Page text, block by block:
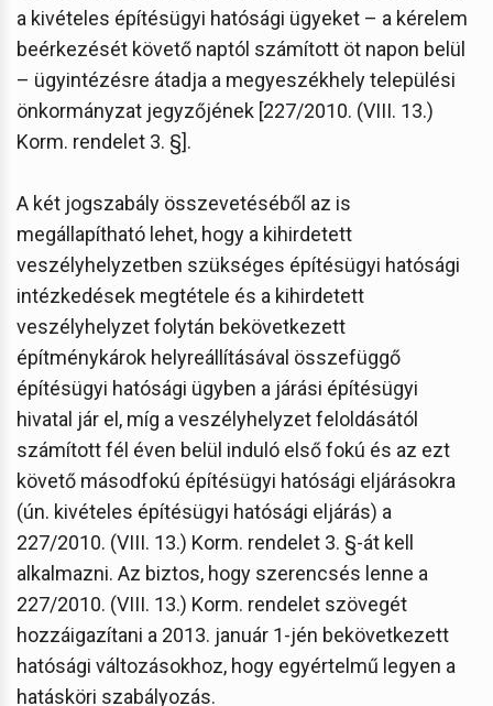
a kivételes építésügyi hatósági ügyeket – a kérelem
beérkezését követő naptól számított öt napon belül
– ügyintézésre átadja a megyeszékhely települési
önkormányzat jegyzőjének [227/2010. (VIII. 13.)
Korm. rendelet 3. §].
A két jogszabály összevetéséből az is
megállapítható lehet, hogy a kihirdetett
veszélyhelyzetben szükséges építésügyi hatósági
intézkedések megtétele és a kihirdetett
veszélyhelyzet folytán bekövetkezett
építménykárok helyreállításával összefüggő
építésügyi hatósági ügyben a járási építésügyi
hivatal jár el, míg a veszélyhelyzet feloldásától
számított fél éven belül induló első fokú és az ezt
követő másodfokú építésügyi hatósági eljárásokra
(ún. kivételes építésügyi hatósági eljárás) a
227/2010. (VIII. 13.) Korm. rendelet 3. §-át kell
alkalmazni. Az biztos, hogy szerencsés lenne a
227/2010. (VIII. 13.) Korm. rendelet szövegét
hozzáigazítani a 2013. január 1-jén bekövetkezett
hatósági változásokhoz, hogy egyértelmű legyen a
hatásköri szabályozás.